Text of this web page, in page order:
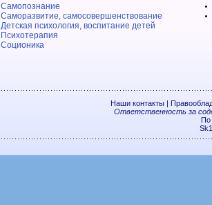
Самопознание
Саморазвитие, самосовершенствование
Детская психология, воспитание детей
Психотерапия
Соционика
Наши контакты|
Ответственность за
По